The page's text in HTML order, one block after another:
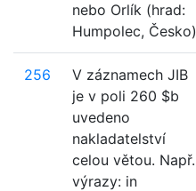
nebo Orlík (hrad:
Humpolec, Česko)
256
V záznamech JIB
je v poli 260 $b
uvedeno
nakladatelství
celou větou. Např.
výrazy: in